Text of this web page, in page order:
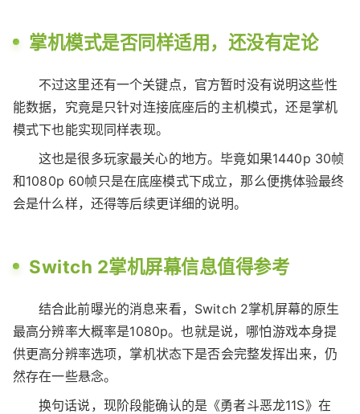
掌机模式是否同样适用，还没有定论
不过这里还有一个关键点，官方暂时没有说明这些性
能数据，究竟是只针对连接底座后的主机模式，还是掌机
模式下也能实现同样表现。
这也是很多玩家最关心的地方。毕竟如果1440p 30帧
和1080p 60帧只是在底座模式下成立，那么便携体验最终
会是什么样，还得等后续更详细的说明。
Switch 2掌机屏幕信息值得参考
结合此前曝光的消息来看，Switch 2掌机屏幕的原生
最高分辨率大概率是1080p。也就是说，哪怕游戏本身提
供更高分辨率选项，掌机状态下是否会完整发挥出来，仍
然存在一些悬念。
换句话说，现阶段能确认的是《勇者斗恶龙11S》在